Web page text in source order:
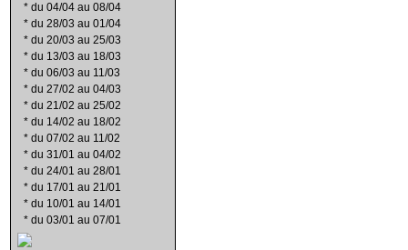
* du 04/04 au 08/04
* du 28/03 au 01/04
* du 20/03 au 25/03
* du 13/03 au 18/03
* du 06/03 au 11/03
* du 27/02 au 04/03
* du 21/02 au 25/02
* du 14/02 au 18/02
* du 07/02 au 11/02
* du 31/01 au 04/02
* du 24/01 au 28/01
* du 17/01 au 21/01
* du 10/01 au 14/01
* du 03/01 au 07/01